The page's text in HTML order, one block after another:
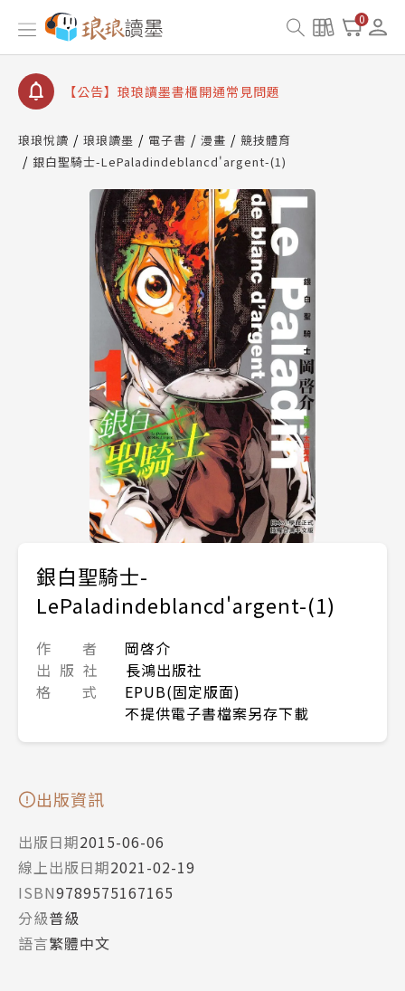
0
【公告】因 Readmoo 讀墨系統維護中，本站同步暫
停部分閱讀服務
【公告】琅琅讀墨數位閱讀資產合併與書櫃開通申請
【公告】琅琅讀墨書櫃開通常見問題
請圖文教學
【公告】琅琅書店服務升級重要說明及資產合併結果
查詢
【公告】因 Readmoo 讀墨系統維護中，本站同步暫
停部分閱讀服務
琅琅悅讀 琅琅讀墨 電子書 漫畫
競技體育
銀白聖騎士-LePaladindeblancd'argent-(1)
銀白聖騎士-
LePaladindeblancd'argent-(1)
作 者
岡啓介
出 版 社
長鴻出版社
格 式
EPUB(固定版面)
不提供電子書檔案另存下載
出版資訊
出版日期2015-06-06
線上出版日期2021-02-19
ISBN9789575167165
分級普級
語言繁體中文